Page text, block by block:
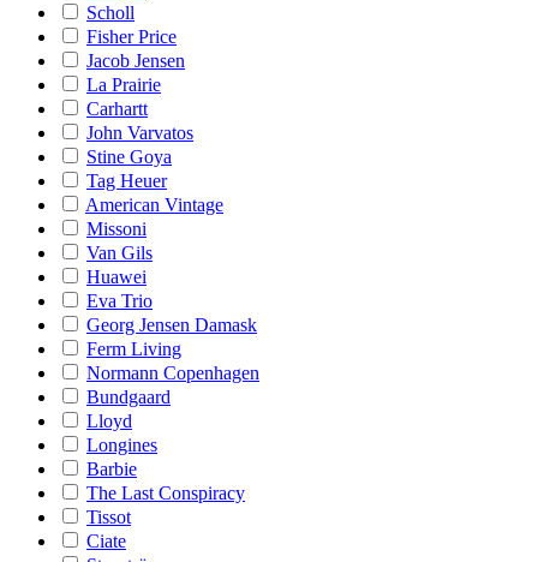
Scholl
Fisher Price
Jacob Jensen
La Prairie
Carhartt
John Varvatos
Stine Goya
Tag Heuer
American Vintage
Missoni
Van Gils
Huawei
Eva Trio
Georg Jensen Damask
Ferm Living
Normann Copenhagen
Bundgaard
Lloyd
Longines
Barbie
The Last Conspiracy
Tissot
Ciate